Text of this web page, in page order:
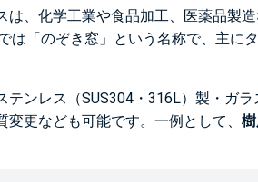
は、化学工業や食品加工、医薬品製
では「のぞき窓」という名称で、主
テンレス（SUS304・316L）製・ガ
変更なども可能です。一例として、